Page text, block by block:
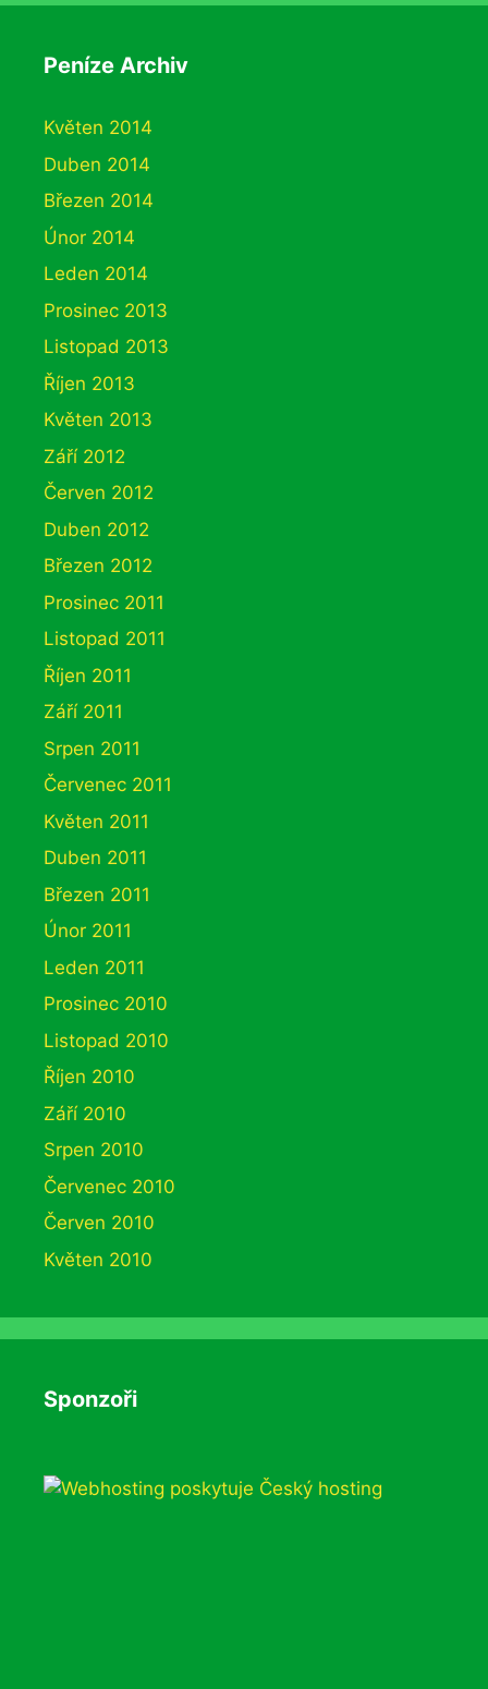
Peníze Archiv
Květen 2014
Duben 2014
Březen 2014
Únor 2014
Leden 2014
Prosinec 2013
Listopad 2013
Říjen 2013
Květen 2013
Září 2012
Červen 2012
Duben 2012
Březen 2012
Prosinec 2011
Listopad 2011
Říjen 2011
Září 2011
Srpen 2011
Červenec 2011
Květen 2011
Duben 2011
Březen 2011
Únor 2011
Leden 2011
Prosinec 2010
Listopad 2010
Říjen 2010
Září 2010
Srpen 2010
Červenec 2010
Červen 2010
Květen 2010
Sponzoři